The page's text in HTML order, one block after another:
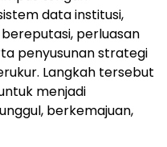
data institusi,
perluasan
penyusunan strategi
Langkah tersebut
menjadi
berkemajuan,